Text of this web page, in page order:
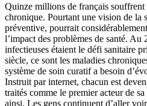
Quinze millions de français souffrent
chronique. Pourtant une vision de la
préventive, pourrait
l’impact des problèmes de santé. Au
infectieuses étaient le défi sanitaire
siècle, ce sont les maladies
système de soin curatif a besoin
Instruit par internet, chacun est
traités comme le premier acteur de sa
ainsi. Les gens continuent d’aller